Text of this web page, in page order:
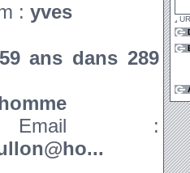
: yves
59 ans dans 289
: